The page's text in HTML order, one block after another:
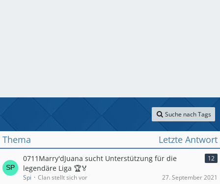
Suche nach Tags
Thema Letzte Antwort
0711Marry'dJuana sucht Unterstützung für die
legendäre Liga 🏆🏅
12
Spi Clan stellt sich vor 27. September 2021